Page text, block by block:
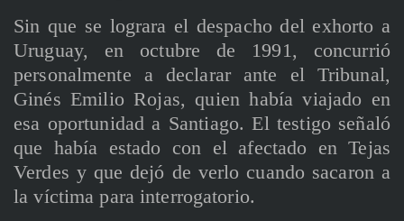
Sin que se lograra el despacho del exhorto a
Uruguay, en octubre de 1991, concurrió
personalmente a declarar ante el Tribunal,
Ginés Emilio Rojas, quien había viajado en
esa oportunidad a Santiago. El testigo señaló
que había estado con el afectado en Tejas
Verdes y que dejó de verlo cuando sacaron a
la víctima para interrogatorio.